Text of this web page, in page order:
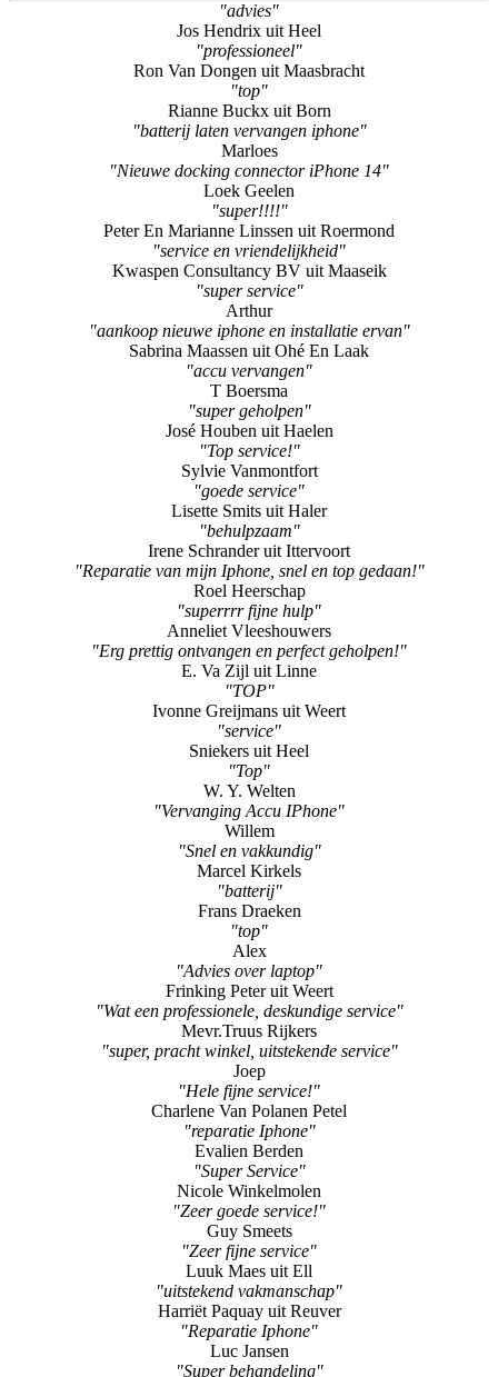
"advies"
Jos Hendrix uit Heel
"professioneel"
Ron Van Dongen uit Maasbracht
"top"
Rianne Buckx uit Born
"batterij laten vervangen iphone"
Marloes
"Nieuwe docking connector iPhone 14"
Loek Geelen
"super!!!!"
Peter En Marianne Linssen uit Roermond
"service en vriendelijkheid"
Kwaspen Consultancy BV uit Maaseik
"super service"
Arthur
"aankoop nieuwe iphone en installatie ervan"
Sabrina Maassen uit Ohé En Laak
"accu vervangen"
T Boersma
"super geholpen"
José Houben uit Haelen
"Top service!"
Sylvie Vanmontfort
"goede service"
Lisette Smits uit Haler
"behulpzaam"
Irene Schrander uit Ittervoort
"Reparatie van mijn Iphone, snel en top gedaan!"
Roel Heerschap
"superrrr fijne hulp"
Anneliet Vleeshouwers
"Erg prettig ontvangen en perfect geholpen!"
E. Va Zijl uit Linne
"TOP"
Ivonne Greijmans uit Weert
"service"
Sniekers uit Heel
"Top"
W. Y. Welten
"Vervanging Accu IPhone"
Willem
"Snel en vakkundig"
Marcel Kirkels
"batterij"
Frans Draeken
"top"
Alex
"Advies over laptop"
Frinking Peter uit Weert
"Wat een professionele, deskundige service"
Mevr.Truus Rijkers
"super, pracht winkel, uitstekende service"
Joep
"Hele fijne service!"
Charlene Van Polanen Petel
"reparatie Iphone"
Evalien Berden
"Super Service"
Nicole Winkelmolen
"Zeer goede service!"
Guy Smeets
"Zeer fijne service"
Luuk Maes uit Ell
"uitstekend vakmanschap"
Harriët Paquay uit Reuver
"Reparatie Iphone"
Luc Jansen
"Super behandeling"